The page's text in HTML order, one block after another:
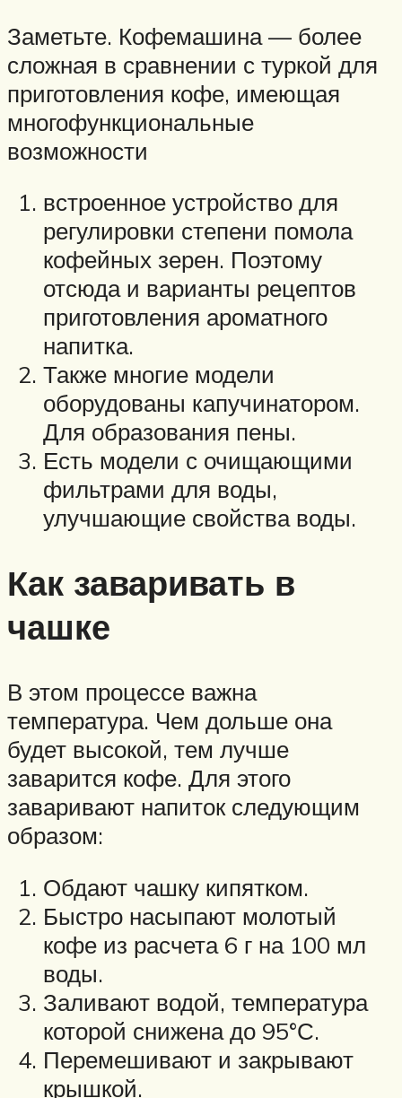
Заметьте. Кофемашина — более
сложная в сравнении с туркой для
приготовления кофе, имеющая
многофункциональные
возможности
встроенное устройство для
регулировки степени помола
кофейных зерен. Поэтому
отсюда и варианты рецептов
приготовления ароматного
напитка.
Также многие модели
оборудованы капучинатором.
Для образования пены.
Есть модели с очищающими
фильтрами для воды,
улучшающие свойства воды.
Как заваривать в
чашке
В этом процессе важна
температура. Чем дольше она
будет высокой, тем лучше
заварится кофе. Для этого
заваривают напиток следующим
образом:
Обдают чашку кипятком.
Быстро насыпают молотый
кофе из расчета 6 г на 100 мл
воды.
Заливают водой, температура
которой снижена до 95°С.
Перемешивают и закрывают
крышкой.